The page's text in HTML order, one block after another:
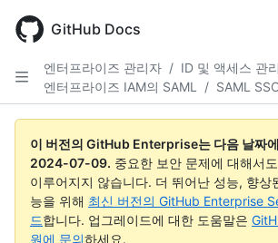
main
GitHub Docs
엔터프라이즈 관리자 / ID 및 액세스 관리
엔터프라이즈 IAM의 SAML
/ SAML
이 버전의 GitHub Enterprise는 다음 날짜
2024-07-09. 중요한 보안 문제에 대해서
이루어지지 않습니다. 더 뛰어난 성능, 향상
능을 위해 최신 버전의 GitHub Enterprise
드합니다. 업그레이드에 대한 도움말은
원에 문의하세요.